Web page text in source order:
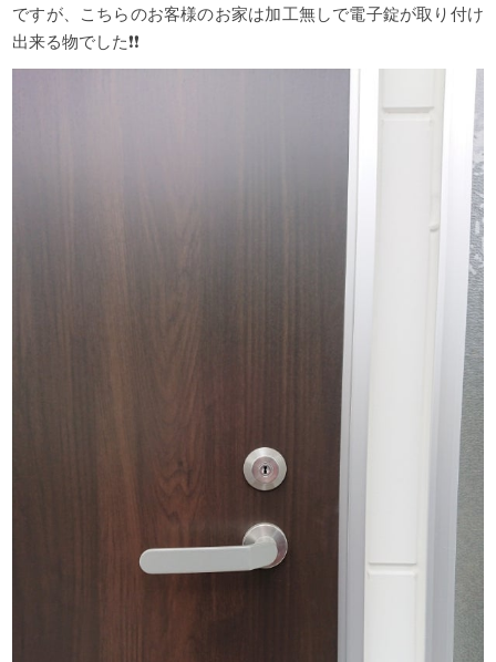
ですが、こちらのお客様のお家は加工無しで電子錠が取り付け
出来る物でした❗❗